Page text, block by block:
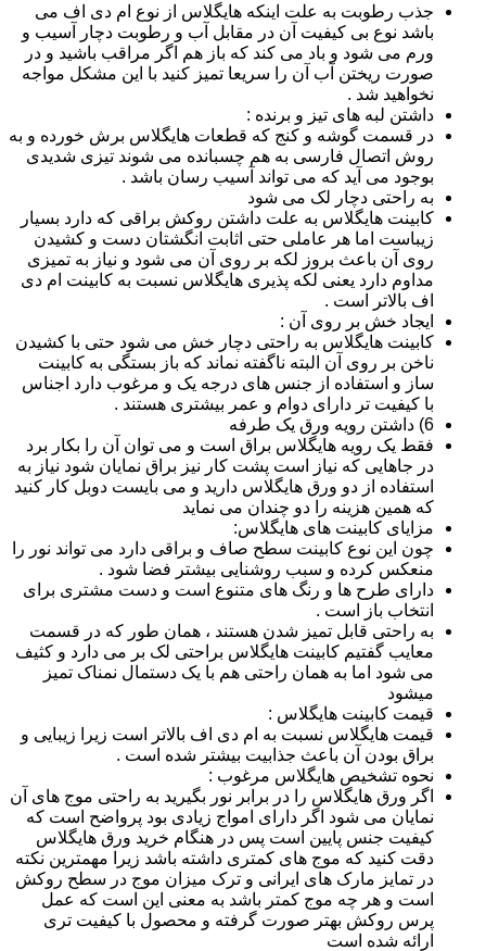
جذب رطوبت به علت اینکه هایگلاس از نوع ام دی اف می
باشد نوع بی کیفیت آن در مقابل آب و رطوبت دچار آسیب و
ورم می شود و باد می کند که باز هم اگر مراقب باشید و در
صورت ریختن آب آن را سریعا تمیز کنید با این مشکل مواجه
نخواهید شد .
داشتن لبه های تیز و برنده :
در قسمت گوشه و کنج که قطعات هایگلاس برش خورده و به
روش اتصال فارسی به هم چسبانده می شوند تیزی شدیدی
بوجود می آید که می تواند آسیب رسان باشد .
به راحتی دچار لک می شود
کابینت هایگلاس به علت داشتن روکش براقی که دارد بسیار
زیباست اما هر عاملی حتی اثابت انگشتان دست و کشیدن
روی آن باعث بروز لکه بر روی آن می شود و نیاز به تمیزی
مداوم دارد یعنی لکه پذیری هایگلاس نسبت به کابینت ام دی
اف بالاتر است .
ایجاد خش بر روی آن :
کابینت هایگلاس به راحتی دچار خش می شود حتی با کشیدن
ناخن بر روی آن البته ناگفته نماند که باز بستگی به کابینت
ساز و استفاده از جنس های درجه یک و مرغوب دارد اجناس
با کیفیت تر دارای دوام و عمر بیشتری هستند .
6) داشتن رویه ورق یک طرفه
فقط یک رویه هایگلاس براق است و می توان آن را بکار برد
در جاهایی که نیاز است پشت کار نیز براق نمایان شود نیاز به
استفاده از دو ورق هایگلاس دارید و می بایست دوبل کار کنید
که همین هزینه را دو چندان می نماید
مزایای کابینت های هایگلاس:
چون این نوع کابینت سطح صاف و براقی دارد می تواند نور را
منعکس کرده و سبب روشنایی بیشتر فضا شود .
دارای طرح ها و رنگ های متنوع است و دست مشتری برای
انتخاب باز است .
به راحتی قابل تمیز شدن هستند ، همان طور که در قسمت
معایب گفتیم کابینت هایگلاس براحتی لک بر می دارد و کثیف
می شود اما به همان راحتی هم با یک دستمال نمناک تمیز
میشود
قیمت کابینت هایگلاس :
قیمت هایگلاس نسبت به ام دی اف بالاتر است زیرا زیبایی و
براق بودن آن باعث جذابیت بیشتر شده است .
نحوه تشخیص هایگلاس مرغوب :
اگر ورق هایگلاس را در برابر نور بگیرید به راحتی موج های آن
نمایان می شود اگر دارای امواج زیادی بود پرواضح است که
کیفیت جنس پایین است پس در هنگام خرید ورق هایگلاس
دقت کنید که موج های کمتری داشته باشد زیرا مهمترین نکته
در تمایز مارک های ایرانی و ترک میزان موج در سطح روکش
است و هر چه موج کمتر باشد به معنی این است که عمل
پرس روکش بهتر صورت گرفته و محصول با کیفیت تری
ارائه شده است